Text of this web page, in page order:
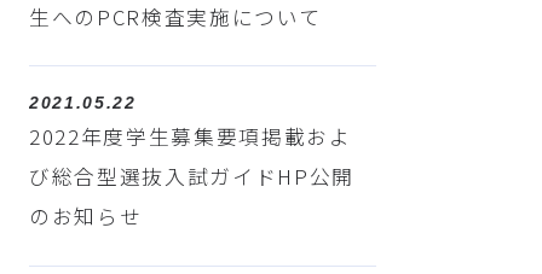
生へのPCR検査実施について
2021.05.22
2022年度学生募集要項掲載およ
び総合型選抜入試ガイドHP公開
のお知らせ